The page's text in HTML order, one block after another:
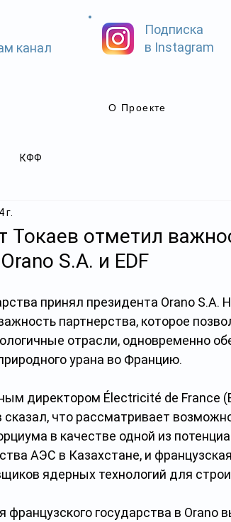
канал
Подписка
в Instagram
О Проекте
КФФ
отметил
S.A. и EDF
г.
принял президента Orano S.A.
партнерства, которое
отрасли, одновременно
урана во Францию.
директором Électricité de France
что рассматривает
в качестве одной из
АЭС в Казахстане, и
ядерных технологий для
государства в Оrano